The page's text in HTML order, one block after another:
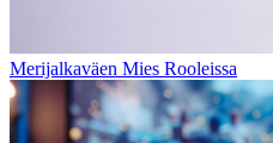
Merijalkaväen Mies Rooleissa